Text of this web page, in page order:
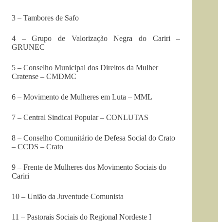
3 – Tambores de Safo
4 – Grupo de Valorização Negra do Cariri –
GRUNEC
5 – Conselho Municipal dos Direitos da Mulher
Cratense – CMDMC
6 – Movimento de Mulheres em Luta – MML
7 – Central Sindical Popular – CONLUTAS
8 – Conselho Comunitário de Defesa Social do Crato
– CCDS – Crato
9 – Frente de Mulheres dos Movimento Sociais do
Cariri
10 – União da Juventude Comunista
11 – Pastorais Sociais do Regional Nordeste I